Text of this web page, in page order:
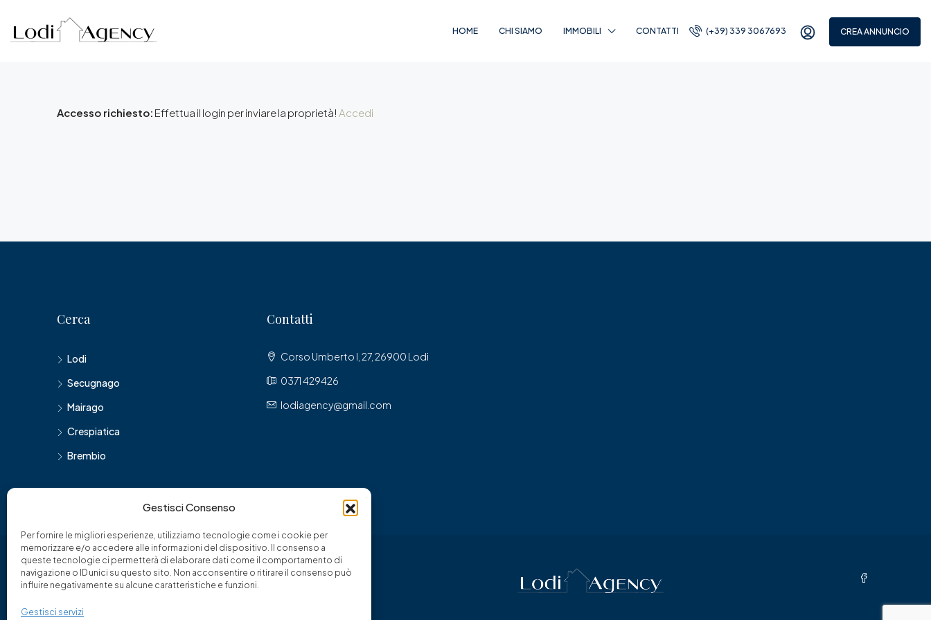
Gestisci Consenso
Per fornire le migliori esperienze, utilizziamo tecnologie come i cookie per
memorizzare e/o accedere alle informazioni del dispositivo. Il consenso a
queste tecnologie ci permetterà di elaborare dati come il comportamento di
navigazione o ID unici su questo sito. Non acconsentire o ritirare il consenso può
influire negativamente su alcune caratteristiche e funzioni.
Gestisci servizi
HOME CHI SIAMO IMMOBILI CONTATTI (+39) 339 3067693 CREA ANNUNCIO
Accesso richiesto: Effettua il login per inviare la proprietà! Accedi
Cerca
Lodi
Secugnago
Mairago
Crespiatica
Brembio
Contatti
Corso Umberto I, 27, 26900 Lodi
0371 429426
lodiagency@gmail.com
© Franciacorta '94 di Paina dr. Giuseppe - Tutti i diritti riservati